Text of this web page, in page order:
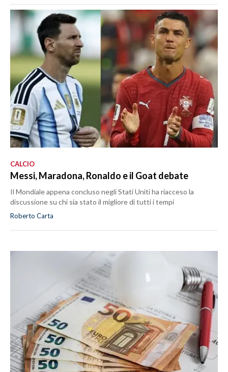
CALCIO
Messi, Maradona, Ronaldo e il Goat debate
Il Mondiale appena concluso negli Stati Uniti ha riacceso la
discussione su chi sia stato il migliore di tutti i tempi
Roberto Carta